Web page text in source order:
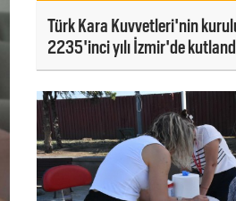
Türk Kara Kuvvetleri'nin
2235'inci yılı İzmir'de